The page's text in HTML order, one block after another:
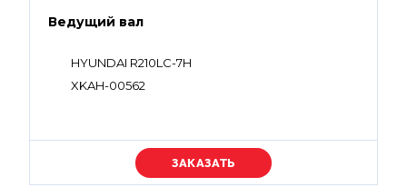
Ведущий вал
HYUNDAI R210LC-7H
XKAH-00562
Уточняйте цену